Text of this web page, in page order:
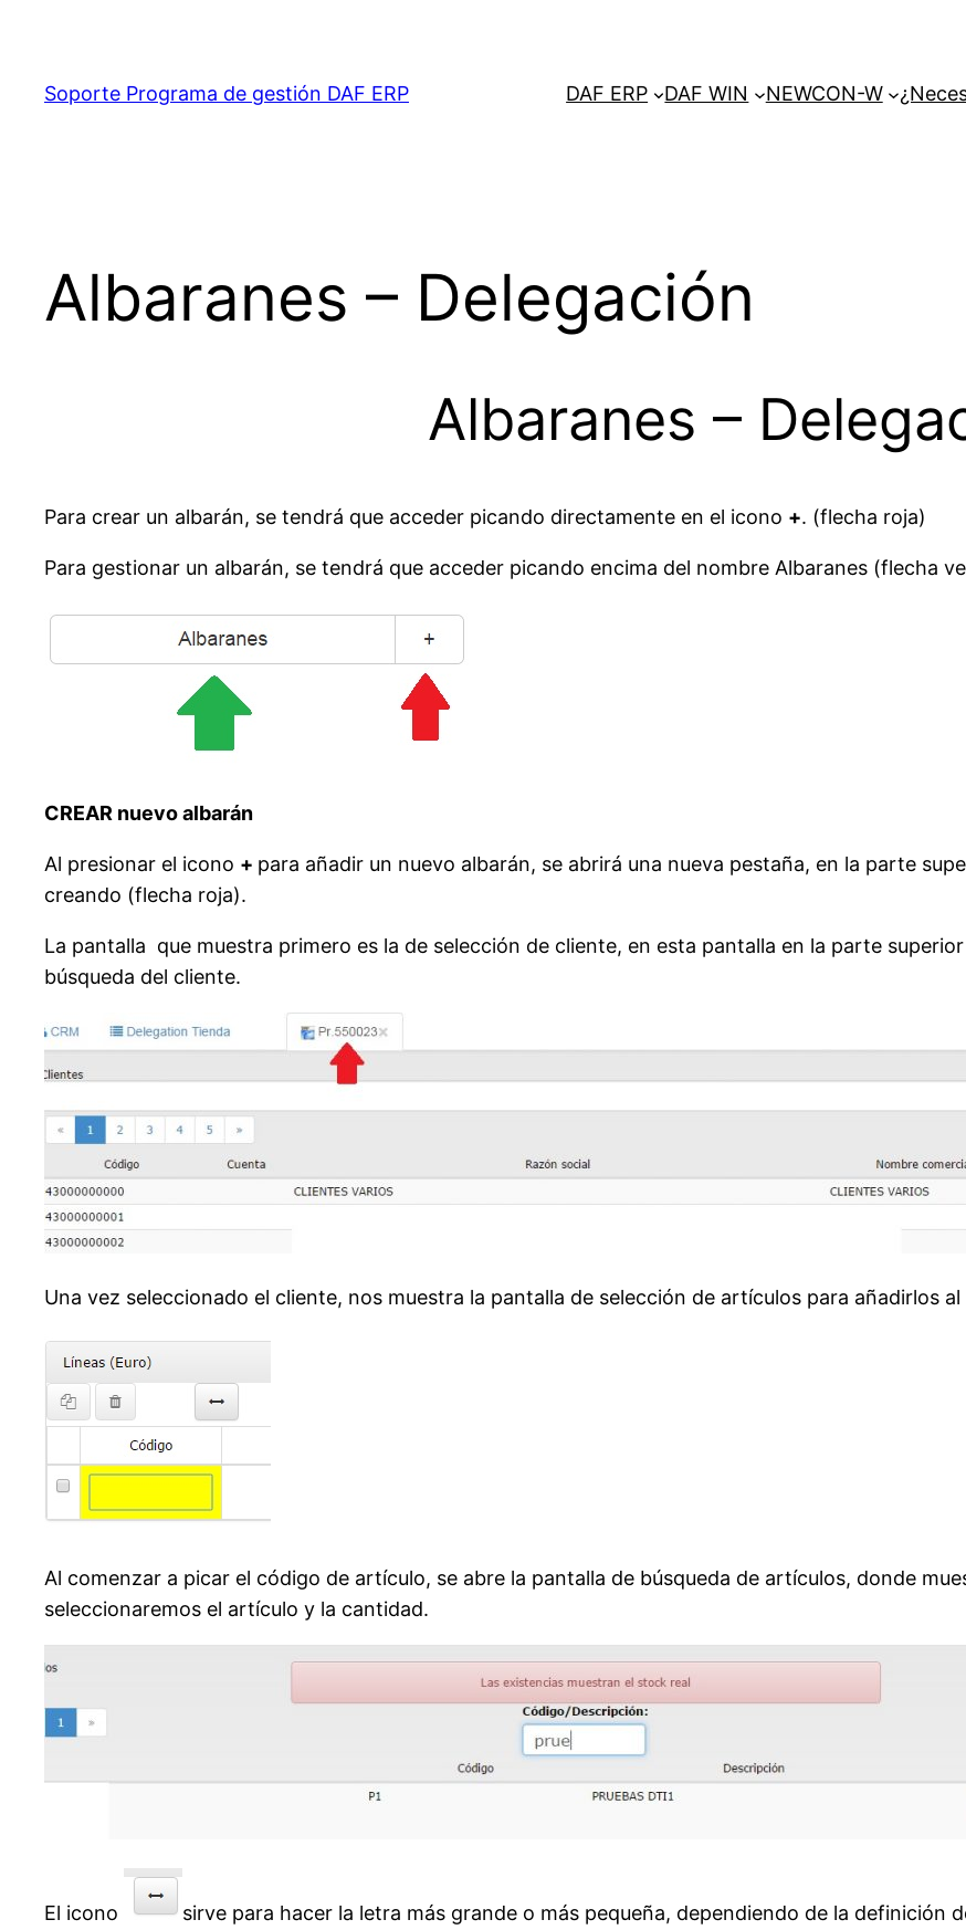
contenido
Soporte Programa de gestión DAF ERP DAF ERP DAF WIN NEWCON-W
Albaranes – Delegación
Albaranes –
Para crear un albarán, se tendrá que acceder picando directamente en el icono +. (flecha roja)
Para gestionar un albarán, se tendrá que acceder picando encima del nombre Albaranes (flecha
CREAR nuevo albarán
Al presionar el icono + para añadir un nuevo albarán, se abrirá una nueva pestaña, en la parte
creando (flecha roja).
La pantalla que muestra primero es la de selección de cliente, en esta pantalla en la parte
búsqueda del cliente.
Una vez seleccionado el cliente, nos muestra la pantalla de selección de artículos para añadirlos al
Al comenzar a picar el código de artículo, se abre la pantalla de búsqueda de artículos, donde
seleccionaremos el artículo y la cantidad.
El icono
sirve para hacer la letra más grande o más pequeña, dependiendo de la definición